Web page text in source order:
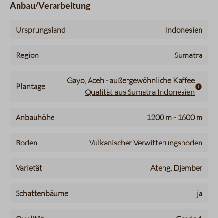
Anbau/Verarbeitung
Ursprungsland Indonesien
Region Sumatra
Plantage
Gayo, Aceh - außergewöhnliche Kaffee
Qualität aus Sumatra Indonesien
Anbauhöhe von
1200 m - bis
1600 m
Boden Vulkanischer Verwitterungsboden
Varietät Ateng, Djember
Schattenbäume ja